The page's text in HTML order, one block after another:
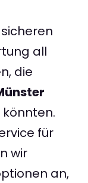
all
die
für
wir
an,